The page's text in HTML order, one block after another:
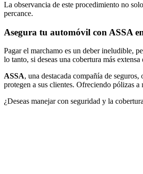
La observancia de este procedimiento no
percance.
Asegura tu automóvil con ASSA
Pagar el marchamo es un deber ineludible,
lo tanto, si deseas una cobertura más
ASSA, una destacada compañía de
protegen a sus clientes. Ofreciendo pólizas
¿Deseas manejar con seguridad y la